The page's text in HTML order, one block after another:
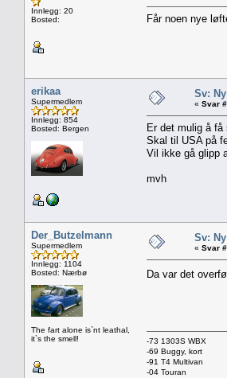
Innlegg: 20
Bosted:
Får noen nye
erikaa
Supermedlem
Innlegg: 854
Bosted: Bergen
Sv:
« Svar
Er det mulig å
Skal til USA på
Vil ikke gå glipp
mvh
Der_Butzelmann
Supermedlem
Innlegg: 1104
Bosted: Nærbø
The fart alone is`nt leathal,
it`s the smell!
Sv:
« Svar
Da var det
-73 1303S WBX
-69 Buggy, kort
-91 T4 Multivan
-04 Touran